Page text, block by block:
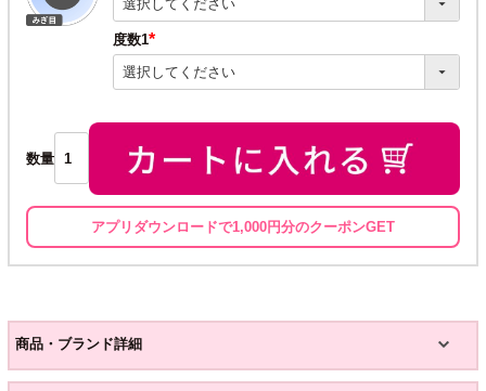
須)
度数1
(必
須)
数量
アプリダウンロードで1,000円分のクーポンGET
商品・ブランド詳細